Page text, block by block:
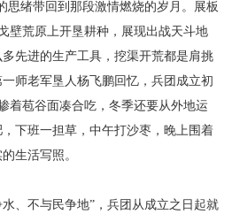
思绪带回到那段激情燃烧的岁月。展板
壁荒原上开垦耕种，展现出战天斗地
先进的生产工具，挖渠开荒都是肩挑
师老军垦人杨飞鹏回忆，兵团成立初
着苞谷面凑合吃，冬季还要从外地运
下班一担草，中午打沙枣，晚上围着
生活写照。
不与民争地”，兵团从成立之日起就